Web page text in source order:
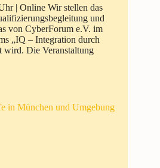
| Online Wir stellen das
und
von CyberForum e.V. im
„IQ – Integration durch
wird. Die Veranstaltung
in München und Umgebung